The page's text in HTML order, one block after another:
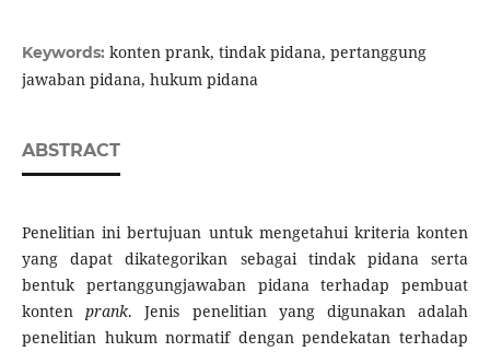
Keywords: konten prank, tindak pidana, pertanggung
jawaban pidana, hukum pidana
ABSTRACT
Penelitian ini bertujuan untuk mengetahui kriteria konten
yang dapat dikategorikan sebagai tindak pidana serta
bentuk pertanggungjawaban pidana terhadap pembuat
kontenprank. Jenis penelitian yang digunakan adalah
penelitian hukum normatif dengan pendekatan terhadap